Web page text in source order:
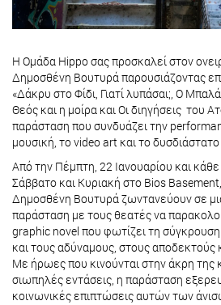
Η Ομάδα Hippo σας προσκαλεί στον
Δημοσθένη Βουτυρά παρουσιάζοντας
«Δάκρυ στο Φίδι, Γιατί λυπάσαι;, Ο
Θεός και η μοίρα και Οι διηγήσεις του
παράσταση που συνδυάζει την
μουσική, το video art και το
Από την Πέμπτη, 22 Ιανουαρίου και
Σάββατο και Κυριακή στο Bios
Δημοσθένη Βουτυρά ζωντανεύουν σε
παράσταση με τους θεατές να
graphic novel που φωτίζει τη
και τους αδύναμους, στους αποδεκτούς
Με ήρωες που κινούνται στην άκρη της
σιωπηλές εντάσεις, η παράσταση
κοινωνικές επιπτώσεις αυτών των